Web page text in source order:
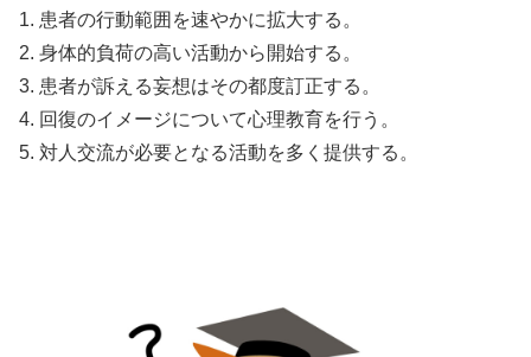
1. 患者の行動範囲を速やかに拡大する。
2. 身体的負荷の高い活動から開始する。
3. 患者が訴える妄想はその都度訂正する。
4. 回復のイメージについて心理教育を行う。
5. 対人交流が必要となる活動を多く提供する。